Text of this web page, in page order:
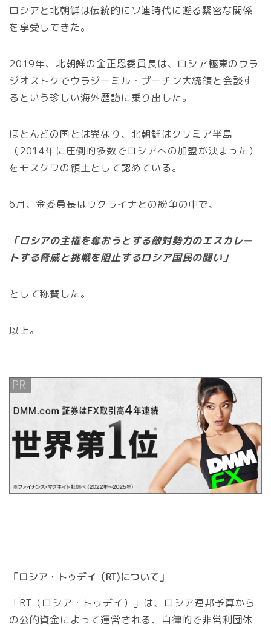
ロシアと北朝鮮は伝統的にソ連時代に遡る緊密な関係
を享受してきた。
2019年、北朝鮮の金正恩委員長は、ロシア極東のウラ
ジオストクでウラジーミル・プーチン大統領と会談す
るという珍しい海外歴訪に乗り出した。
ほとんどの国とは異なり、北朝鮮はクリミア半島
（2014年に圧倒的多数でロシアへの加盟が決まった）
をモスクワの領土として認めている。
6月、金委員長はウクライナとの紛争の中で、
「ロシアの主権を奪おうとする敵対勢力のエスカレー
トする脅威と挑戦を阻止するロシア国民の闘い」
として称賛した。
以上。
「ロシア・トゥデイ（RT)について」
「RT（ロシア・トゥデイ）」は、ロシア連邦予算から
の公的資金によって運営される、自律的で非営利団体